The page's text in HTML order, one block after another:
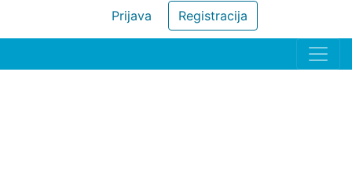
Registracija
Prijava